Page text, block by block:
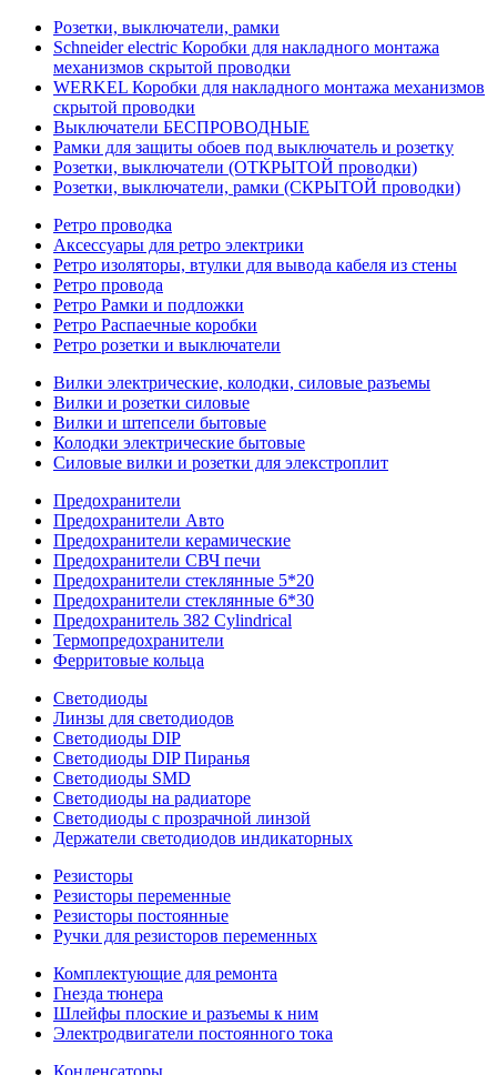
Розетки, выключатели, рамки
Schneider electric Коробки для накладного монтажа
механизмов скрытой проводки
WERKEL Коробки для накладного монтажа механизмов
скрытой проводки
Выключатели БЕСПРОВОДНЫЕ
Рамки для защиты обоев под выключатель и розетку
Розетки, выключатели (ОТКРЫТОЙ проводки)
Розетки, выключатели, рамки (СКРЫТОЙ проводки)
Ретро проводка
Аксессуары для ретро электрики
Ретро изоляторы, втулки для вывода кабеля из стены
Ретро провода
Ретро Рамки и подложки
Ретро Распаечные коробки
Ретро розетки и выключатели
Вилки электрические, колодки, силовые разъемы
Вилки и розетки силовые
Вилки и штепсели бытовые
Колодки электрические бытовые
Силовые вилки и розетки для элекстроплит
Предохранители
Предохранители Авто
Предохранители керамические
Предохранители СВЧ печи
Предохранители стеклянные 5*20
Предохранители стеклянные 6*30
Предохранитель 382 Cylindrical
Термопредохранители
Ферритовые кольца
Светодиоды
Линзы для светодиодов
Светодиоды DIP
Светодиоды DIP Пиранья
Светодиоды SMD
Светодиоды на радиаторе
Светодиоды с прозрачной линзой
Держатели светодиодов индикаторных
Резисторы
Резисторы переменные
Резисторы постоянные
Ручки для резисторов переменных
Комплектующие для ремонта
Гнезда тюнера
Шлейфы плоские и разъемы к ним
Электродвигатели постоянного тока
Конденсаторы